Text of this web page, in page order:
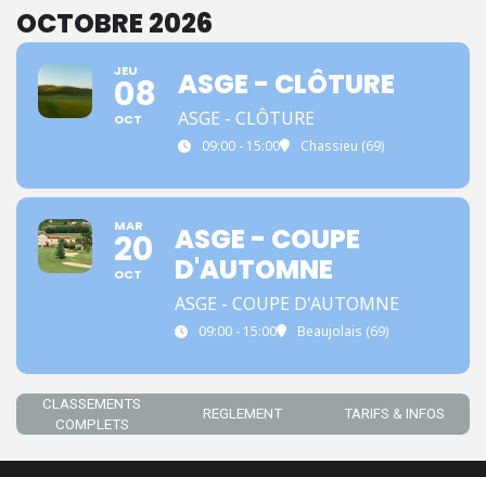
OCTOBRE 2026
JEU
08
OCT
ASGE - CLÔTURE
ASGE - CLÔTURE
09:00 - 15:00 Chassieu (69)
MAR
20
OCT
ASGE - COUPE
D'AUTOMNE
ASGE - COUPE D'AUTOMNE
09:00 - 15:00 Beaujolais (69)
CLASSEMENTS
COMPLETS
REGLEMENT TARIFS & INFOS